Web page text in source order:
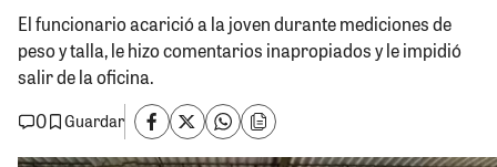
El funcionario acarició a la joven durante mediciones de
peso y talla, le hizo comentarios inapropiados y le impidió
salir de la oficina.
0
Guardar